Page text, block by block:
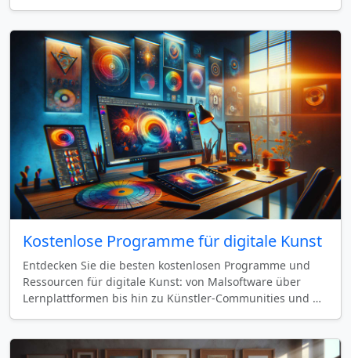
Kostenlose Programme für digitale Kunst
Entdecken Sie die besten kostenlosen Programme und
Ressourcen für digitale Kunst: von Malsoftware über
Lernplattformen bis hin zu Künstler-Communities und …